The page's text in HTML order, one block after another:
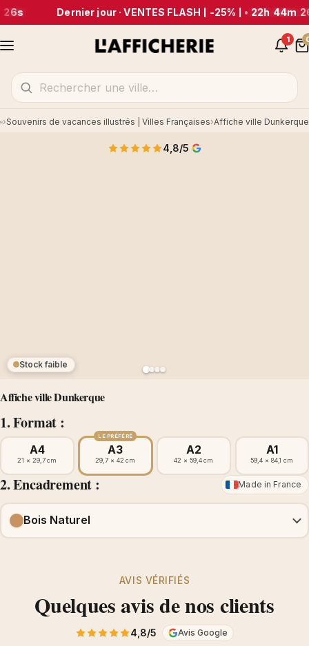
Dernier jour · VENTES FLASH | -25% | •22h 44m
1
Accueil
Souvenirs de vacances illustrés | Villes Françaises Affiche ville Dunkerque
Affiche ville Dunkerque
1. Format :
Stock faible
4,8/5
A4
21 × 29,7 cm
LE PRÉFÉRÉ
A3
29,7 × 42 cm
A2
42 × 59,4 cm
A1
59,4 × 84,1 cm
2. Encadrement : Made in France
Bois Naturel
AVIS VÉRIFIÉS
Quelques avis de nos clients
4,8/5 Avis Google